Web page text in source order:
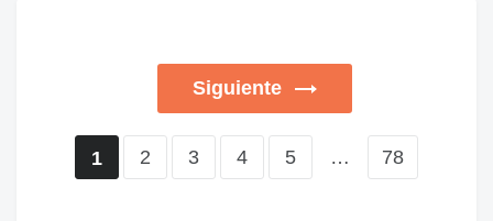
Siguiente
1 2 3 4 5 … 78